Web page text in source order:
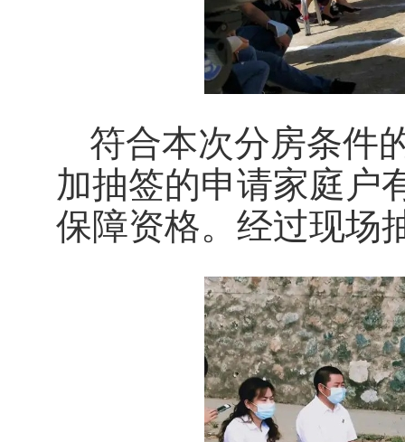
符合本次分房条件
加抽签的申请家庭户
保障资格。经过现场